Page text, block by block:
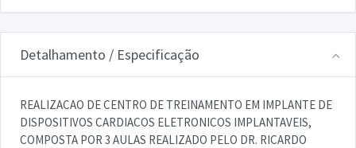
Detalhamento / Especificação
REALIZACAO DE CENTRO DE TREINAMENTO EM IMPLANTE DE
DISPOSITIVOS CARDIACOS ELETRONICOS IMPLANTAVEIS,
COMPOSTA POR 3 AULAS REALIZADO PELO DR. RICARDO